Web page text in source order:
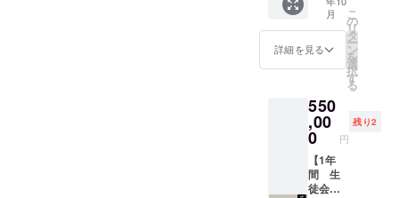
の開催
など、
横断し
た取り
展開し
ていま
す。 6
月から
は、
HOME/
WORK
実際に
お届け
するリ
ターン
場合が
ありま
すの
で、あ
らかじ
めご了
承くだ
メール
で連絡
しま
す。 ※
出来な
い場合
は、Tap
Room
で平日
17時以
降の当
委員
カード
もしく
はデジ
タル
カード
提供に
なりま
す。 ・
第1期生
学生証
クラ
ファン
期間
2025年
10月1日
より
2026年
9月30
店舗営
業日に
限りま
す。ご
来店日
につき
１杯パ
ト1杯/
日提供
＋第１
期学生
証＋オ
リジナ
テッ
カー ・
1年間
いつで
も 営業
日
11:00-
月
詳細を見る
こ
の
リ
タ
ー
ン
を
選
択
す
る
550
,00
0 円
残り2
【1年
間 生
徒会副